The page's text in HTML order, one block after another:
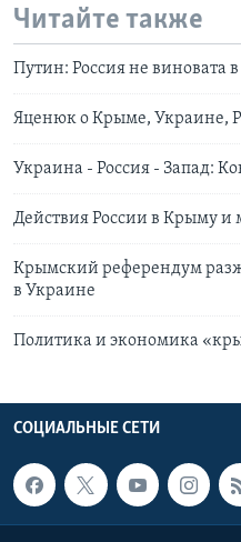
Читайте также
Путин: Россия не виновата
Яценюк о Крыме, Украине,
Украина - Россия - Запад:
Действия России в Крыму и
Крымский референдум
в Украине
Политика и экономика
СОЦИАЛЬНЫЕ СЕТИ